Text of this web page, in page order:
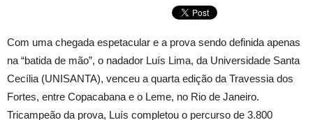
Com uma chegada espetacular e a prova sendo definida apenas
na “batida de mão”, o nadador Luís Lima, da Universidade Santa
Cecília (UNISANTA), venceu a quarta edição da Travessia dos
Fortes, entre Copacabana e o Leme, no Rio de Janeiro.
Tricampeão da prova, Luís completou o percurso de 3.800